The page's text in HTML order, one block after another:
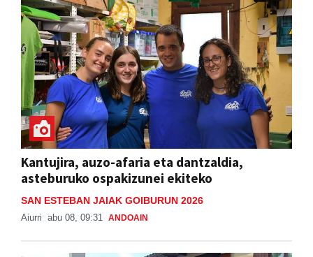
Kantujira, auzo-afaria eta dantzaldia,
asteburuko ospakizunei ekiteko
SAN ESTEBAN JAIAK GOIBURUN 2026
Aiurri abu 08, 09:31 ANDOAIN